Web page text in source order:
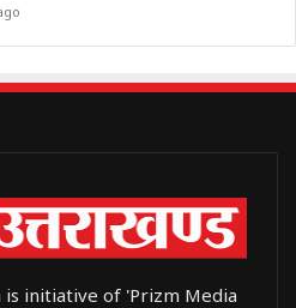
is initiative of 'Prizm Media